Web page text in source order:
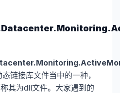
链接库文件当中的一种，
其为dll文件。大家遇到的